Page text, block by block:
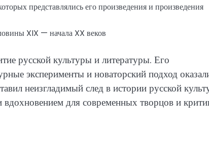
представлялись его произведения и произведения
XIX — начала XX веков
русской культуры и литературы. Его
эксперименты и новаторский подход
неизгладимый след в истории русской
для современных творцов и